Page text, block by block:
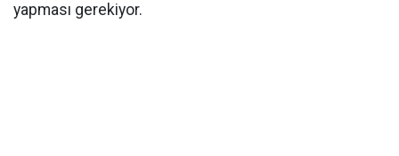
yapması gerekiyor.